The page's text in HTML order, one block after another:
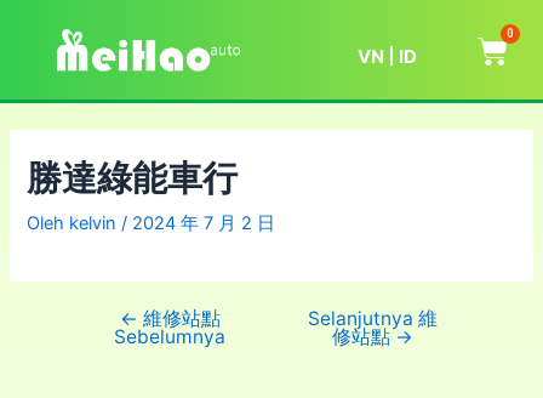
VN ID
0
勝達綠能車行
Oleh kelvin/ 2024 年 7 月 2 日
← 維修站點
Sebelumnya
Selanjutnya 維
修站點→